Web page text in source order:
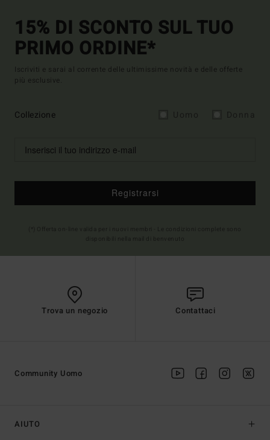
15% DI SCONTO SUL TUO
PRIMO ORDINE*
Iscriviti e sarai al corrente delle ultimissime novità e delle offerte
più esclusive.
Collezione
Registrarsi
Trova un negozio Contattaci
AIUTO
Community Uomo